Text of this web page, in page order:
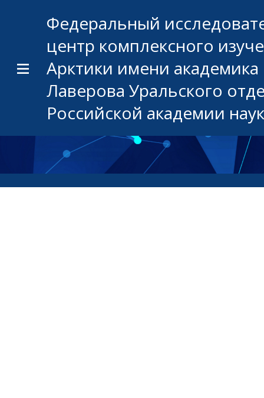
Федеральный
центр комплексного
Арктики имени
Лаверова Уральского
Российской академии наук